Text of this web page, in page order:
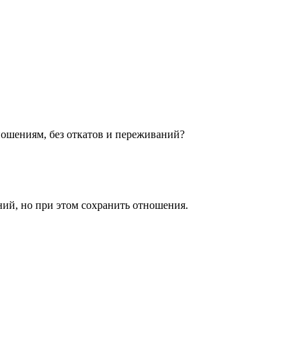
без откатов и переживаний?
но при этом сохранить отношения.